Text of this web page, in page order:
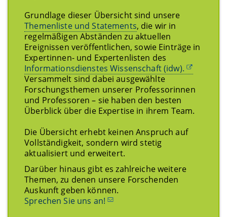
Grundlage dieser Übersicht sind unsere
Themenliste und Statements, die wir in
regelmäßigen Abständen zu aktuellen
Ereignissen veröffentlichen, sowie Einträge in
Expertinnen- und Expertenlisten des
Informationsdienstes Wissenschaft (idw).
Versammelt sind dabei ausgewählte
Forschungsthemen unserer Professorinnen
und Professoren – sie haben den besten
Überblick über die Expertise in ihrem Team.
Die Übersicht erhebt keinen Anspruch auf
Vollständigkeit, sondern wird stetig
aktualisiert und erweitert.
Darüber hinaus gibt es zahlreiche weitere
Themen, zu denen unsere Forschenden
Auskunft geben können.
Sprechen Sie uns an!